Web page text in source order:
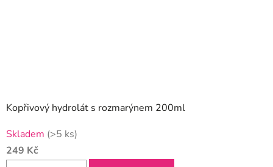
Kopřivový hydrolát s rozmarýnem 200ml
hodnocení
produktu
Skladem (>5 ks)
249 Kč